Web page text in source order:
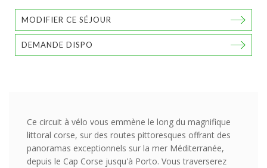
MODIFIER CE SÉJOUR
DEMANDE DISPO
Ce circuit à vélo vous emmène le long du magnifique
littoral corse, sur des routes pittoresques offrant des
panoramas exceptionnels sur la mer Méditerranée,
depuis le Cap Corse jusqu'à Porto. Vous traverserez